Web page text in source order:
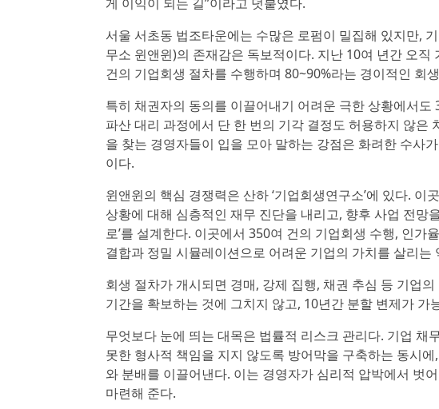
서울 서초동 법조타운에는 수많은 로펌이 밀집해 있지만,
무소 윈앤윈)의 존재감은 독보적이다. 지난 10여 년간 오
건의 기업회생 절차를 수행하며 80~90%라는 경이적인 회
특히 채권자의 동의를 이끌어내기 어려운 극한 상황에서
파산 대리 과정에서 단 한 번의 기각 결정도 허용하지 않은
을 찾는 경영자들이 입을 모아 말하는 강점은 화려한 수사
이다.
윈앤윈의 핵심 경쟁력은 산하 ‘기업회생연구소’에 있다.
상황에 대해 심층적인 재무 진단을 내리고, 향후 사업 전망
로’를 설계한다. 이곳에서 350여 건의 기업회생 수행, 인가
결합과 정밀 시뮬레이션으로 어려운 기업의 가치를 살리는
회생 절차가 개시되면 경매, 강제 집행, 채권 추심 등 기업
기간을 확보하는 것에 그치지 않고, 10년간 분할 변제가 가
무엇보다 눈에 띄는 대목은 법률적 리스크 관리다. 기업 채
못한 형사적 책임을 지지 않도록 방어막을 구축하는 동시
와 분배를 이끌어낸다. 이는 경영자가 심리적 압박에서 벗
마련해 준다.